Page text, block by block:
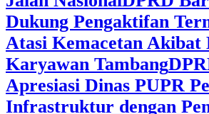
Dukung Pengaktifan
Atasi Kemacetan Akibat
Karyawan Tambang
Apresiasi Dinas PUPR
Infrastruktur dengan